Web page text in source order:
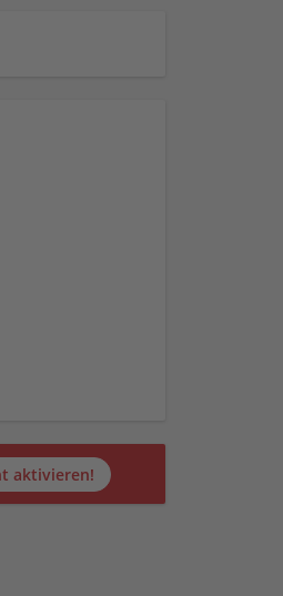
aktivieren!